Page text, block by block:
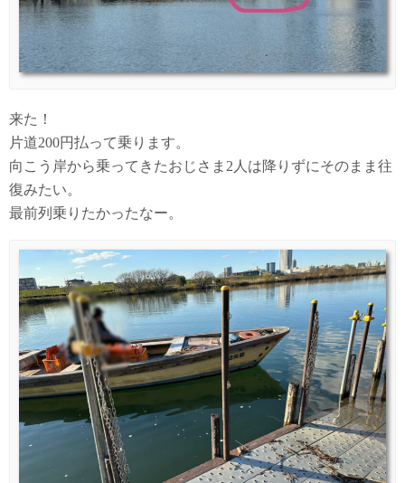
来た！
片道200円払って乗ります。
向こう岸から乗ってきたおじさま2人は降りずにそのまま往
復みたい。
最前列乗りたかったなー。